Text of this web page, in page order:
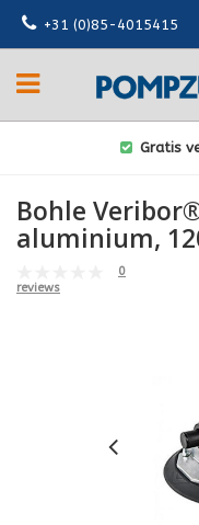
+31 (0)85-4015415
Gratis
Bohle
aluminium,
0
reviews